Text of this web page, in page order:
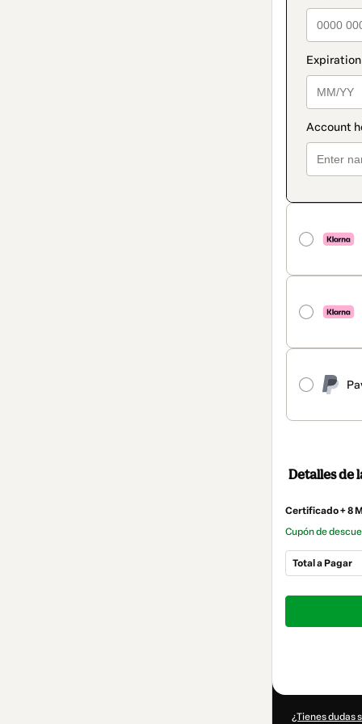
Detalles de
Certificado + 8
Cupón de
Total a Pagar
Total
19,90 US$
¿Tienes dudas